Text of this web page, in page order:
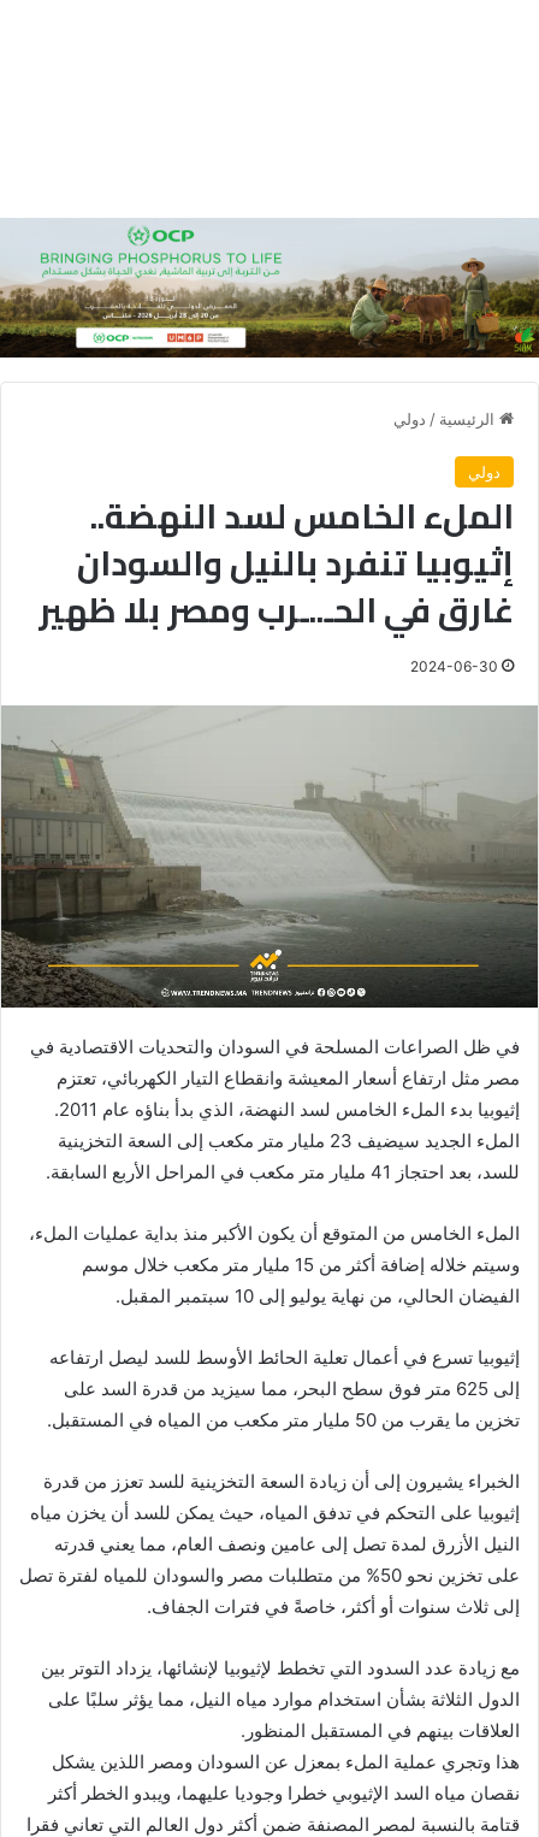
الرئيسية / دولي
دولي
الملء الخامس لسد النهضة..
إثيوبيا تنفرد بالنيل والسودان
غارق في الحـ..ـرب ومصر بلا ظهير
2024-06-30
في ظل الصراعات المسلحة في السودان والتحديات الاقتصادية في
مصر مثل ارتفاع أسعار المعيشة وانقطاع التيار الكهربائي، تعتزم
إثيوبيا بدء الملء الخامس لسد النهضة، الذي بدأ بناؤه عام 2011.
الملء الجديد سيضيف 23 مليار متر مكعب إلى السعة التخزينية
للسد، بعد احتجاز 41 مليار متر مكعب في المراحل الأربع السابقة.
الملء الخامس من المتوقع أن يكون الأكبر منذ بداية عمليات الملء،
وسيتم خلاله إضافة أكثر من 15 مليار متر مكعب خلال موسم
الفيضان الحالي، من نهاية يوليو إلى 10 سبتمبر المقبل.
إثيوبيا تسرع في أعمال تعلية الحائط الأوسط للسد ليصل ارتفاعه
إلى 625 متر فوق سطح البحر، مما سيزيد من قدرة السد على
تخزين ما يقرب من 50 مليار متر مكعب من المياه في المستقبل.
الخبراء يشيرون إلى أن زيادة السعة التخزينية للسد تعزز من قدرة
إثيوبيا على التحكم في تدفق المياه، حيث يمكن للسد أن يخزن مياه
النيل الأزرق لمدة تصل إلى عامين ونصف العام، مما يعني قدرته
على تخزين نحو 50% من متطلبات مصر والسودان للمياه لفترة تصل
إلى ثلاث سنوات أو أكثر، خاصةً في فترات الجفاف.
مع زيادة عدد السدود التي تخطط لإثيوبيا لإنشائها، يزداد التوتر بين
الدول الثلاثة بشأن استخدام موارد مياه النيل، مما يؤثر سلبًا على
العلاقات بينهم في المستقبل المنظور.
هذا وتجري عملية الملء بمعزل عن السودان ومصر اللذين يشكل
نقصان مياه السد الإثيوبي خطرا وجوديا عليهما، ويبدو الخطر أكثر
قتامة بالنسبة لمصر المصنفة ضمن أكثر دول العالم التي تعاني فقرا